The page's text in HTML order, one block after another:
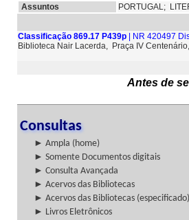
Assuntos
PORTUGAL;
Classificação 869.17 P439p | NR 420497
Biblioteca Nair Lacerda, Praça IV
Antes de
Consultas
► Ampla (home)
► Somente Documentos digitais
► Consulta Avançada
► Acervos das Bibliotecas
► Acervos das Bibliotecas (especificado)
► Livros Eletrônicos